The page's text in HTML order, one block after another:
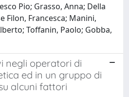
Pio; Grasso, Anna; Della
Filon, Francesca; Manini,
Toffanin, Paolo; Gobba,
negli operatori di
ed in un gruppo di
alcuni fattori